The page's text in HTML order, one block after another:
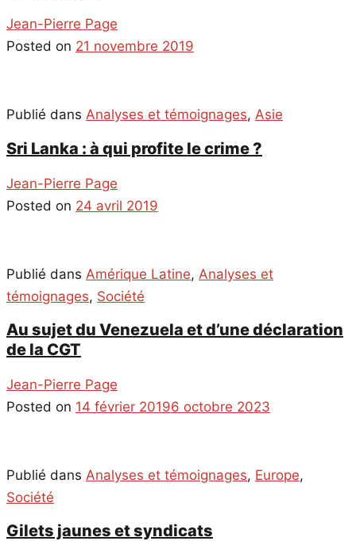
Jean-Pierre Page
Posted on 21 novembre 2019
Publié dans Analyses et témoignages, Asie
Sri Lanka : à qui profite le crime ?
Jean-Pierre Page
Posted on 24 avril 2019
Publié dans Amérique Latine, Analyses et
témoignages, Société
Au sujet du Venezuela et d’une déclaration
de la CGT
Jean-Pierre Page
Posted on 14 février 20196 octobre 2023
Publié dans Analyses et témoignages, Europe,
Société
Gilets jaunes et syndicats